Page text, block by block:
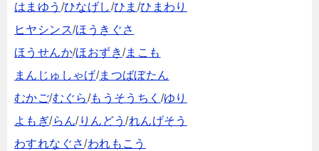
はまゆう /ひなげし/ひま /ひまわり
ヒヤシンス/ほうきぐさ
ほうせんか/ほおずき/まこも
まんじゅしゃげ/まつばぼたん
むかご/むぐら/もうそうちく /ゆり
よもぎ/らん/りんどう/れんげそう
わすれなぐさ/われもこう